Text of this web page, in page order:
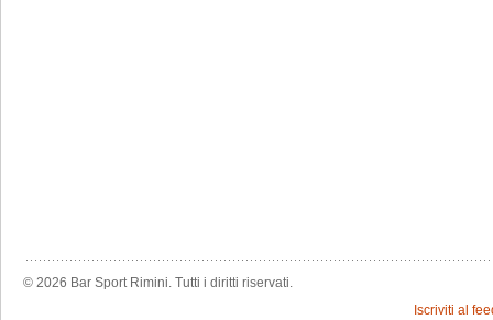
© 2026 Bar Sport Rimini. Tutti i diritti riservati.
Iscriviti al